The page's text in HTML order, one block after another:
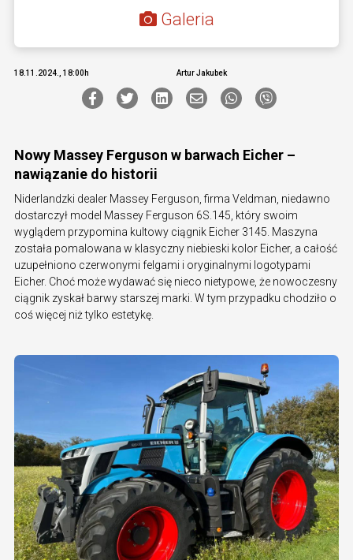
Galeria
18.11.2024., 18:00h Artur Jakubek
Nowy Massey Ferguson w barwach Eicher –
nawiązanie do historii
Niderlandzki dealer Massey Ferguson, firma Veldman, niedawno
dostarczył model Massey Ferguson 6S.145, który swoim
wyglądem przypomina kultowy ciągnik Eicher 3145. Maszyna
została pomalowana w klasyczny niebieski kolor Eicher, a całość
uzupełniono czerwonymi felgami i oryginalnymi logotypami
Eicher. Choć może wydawać się nieco nietypowe, że nowoczesny
ciągnik zyskał barwy starszej marki. W tym przypadku chodziło o
coś więcej niż tylko estetykę.